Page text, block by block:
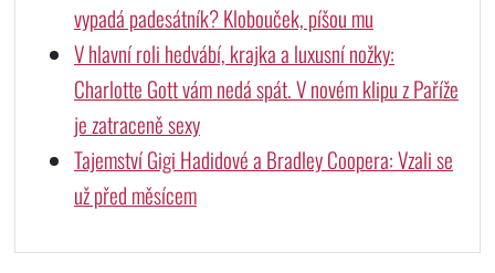
vypadá padesátník? Klobouček, píšou mu
V hlavní roli hedvábí, krajka a luxusní nožky:
Charlotte Gott vám nedá spát. V novém klipu z Paříže
je zatraceně sexy
Tajemství Gigi Hadidové a Bradley Coopera: Vzali se
už před měsícem